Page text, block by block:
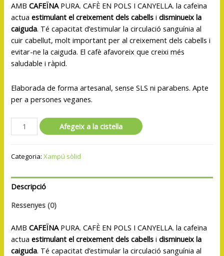
AMB CAFEÏNAPURA. CAFÈ EN POLS I CANYELLA. la cafeïna
actuaestimulant el creixement dels cabells idisminueix la
caiguda. Té capacitat d’estimular la circulació sanguínia al
cuir cabellut, molt important per al creixement dels cabells i
evitar-ne la caiguda. El cafè afavoreix que creixi més
saludable i ràpid.
Elaborada de forma artesanal, sense SLS ni parabens. Apte
per a persones veganes.
Afegeix a la cistella
Categoria:Xampú sòlid
Descripció
Ressenyes (0)
AMB CAFEÏNAPURA. CAFÈ EN POLS I CANYELLA. la cafeïna
actuaestimulant el creixement dels cabells idisminueix la
caiguda. Té capacitat d’estimular la circulació sanguínia al